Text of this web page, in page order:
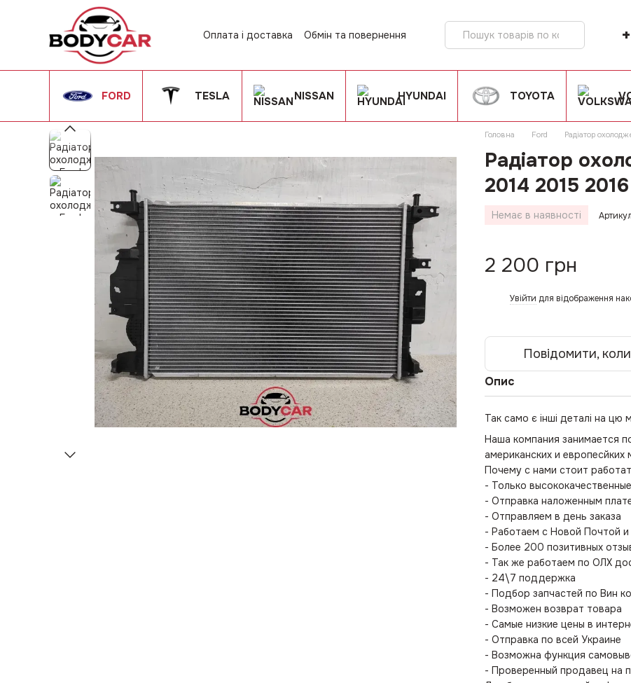
Перейти до основного контенту
Оплата і доставка
Обмін та повернення
FORD TESLA NISSAN HYUNDAI TOYOTA
Головна Ford Радіатор
Радіатор
2014 2015
Немає в наявності
2 200 грн
Увійти для відображення
Повідомити,
Опис
Так само є інші деталі на цю
Наша компания занимается
американских и европесйких
Почему с нами стоит
- Только
- Отправка наложенным
- Отправляем в день заказа
- Работаем с Новой Почтой
- Более 200 позитивных
- Так же работаем по ОЛХ
- 24\7 поддержка
- Подбор запчастей по Вин
- Возможен возврат товара
- Самые низкие цены в
- Отправка по всей Украине
- Возможна функция
- Проверенный продавец на